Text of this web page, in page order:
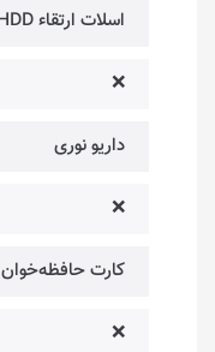
اسلات ارتقاء HDD
❌
داریو نوری
❌
کارت حافظه‌خوان
❌